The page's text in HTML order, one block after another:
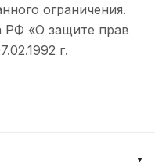
ограничения.
РФ «О защите прав
г.